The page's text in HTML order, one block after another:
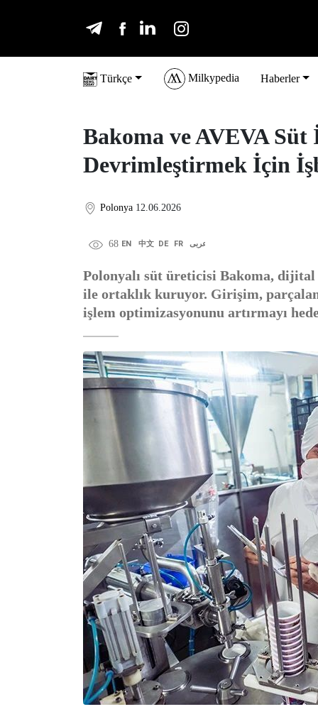
Türkçe Milkypedia Haberler
Bakoma ve AVEVA Süt
Devrimleştirmek İçin
Polonya 12.06.2026
68 EN 中文 DE FR عربى
Polonyalı süt üreticisi Bakoma,
ile ortaklık kuruyor. Girişim,
işlem optimizasyonunu artırmayı